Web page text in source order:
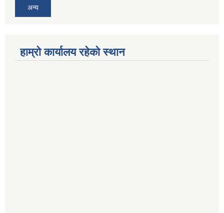
अन्य
हाम्रो कार्यालय रहेको स्थान